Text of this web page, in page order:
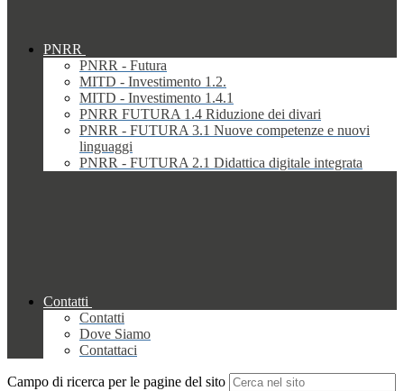
PNRR
PNRR - Futura
MITD - Investimento 1.2.
MITD - Investimento 1.4.1
PNRR FUTURA 1.4 Riduzione dei divari
PNRR - FUTURA 3.1 Nuove competenze e nuovi
linguaggi
PNRR - FUTURA 2.1 Didattica digitale integrata
Contatti
Contatti
Dove Siamo
Contattaci
Campo di ricerca per le pagine del sito